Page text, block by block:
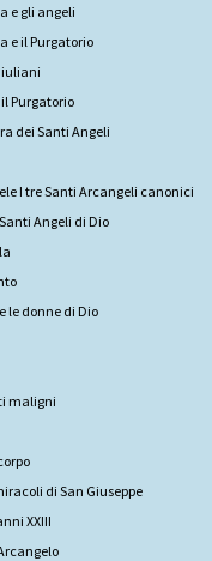
e gli angeli
e il Purgatorio
Purgatorio
dei Santi Angeli
I tre Santi Arcangeli canonici
Angeli di Dio
le donne di Dio
maligni
di San Giuseppe
XXIII